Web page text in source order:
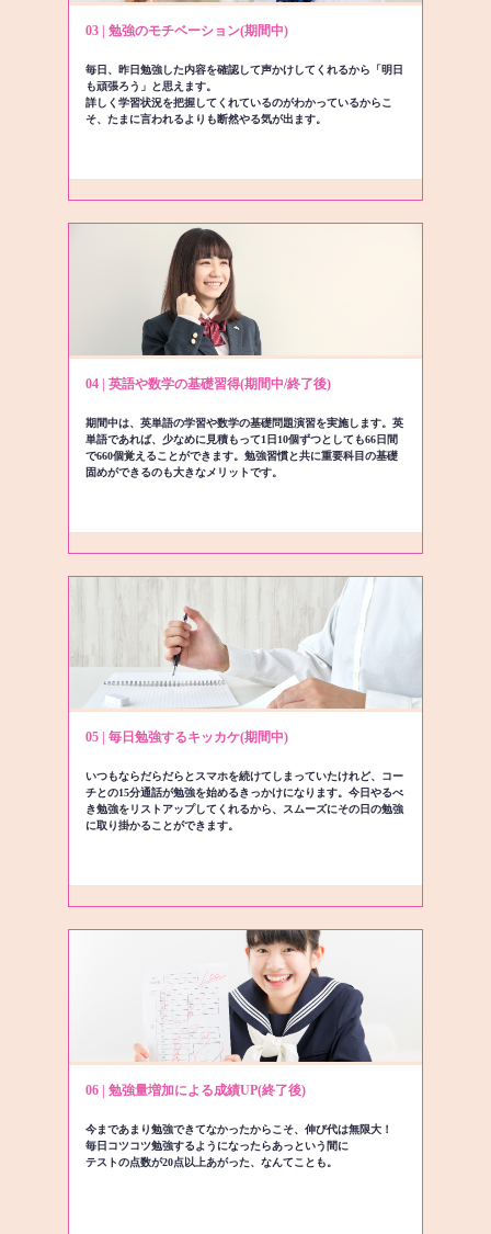
03 | 勉強のモチベーション(期間中)
毎日、昨日勉強した内容を確認して声かけしてくれるから「明日
も頑張ろう」と思えます。
詳しく学習状況を把握してくれているのがわかっているからこ
そ、たまに言われるよりも断然やる気が出ます。
04 | 英語や数学の基礎習得(期間中/終了後)
期間中は、英単語の学習や数学の基礎問題演習を実施します。英
単語であれば、少なめに見積もって1日10個ずつとしても66日間
で660個覚えることができます。勉強習慣と共に重要科目の基礎
固めができるのも大きなメリットです。
05 | 毎日勉強するキッカケ(期間中)
いつもならだらだらとスマホを続けてしまっていたけれど、コー
チとの15分通話が勉強を始めるきっかけになります。今日やるべ
き勉強をリストアップしてくれるから、スムーズにその日の勉強
に取り掛かることができます。
06 | 勉強量増加による成績UP(終了後)
今まであまり勉強できてなかったからこそ、伸び代は無限大！
毎日コツコツ勉強するようになったらあっという間に
テストの点数が20点以上あがった、なんてことも。